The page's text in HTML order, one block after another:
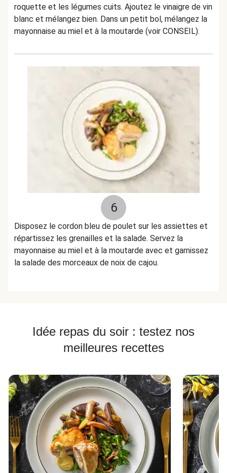
roquette et les légumes cuits. Ajoutez le vinaigre de vin
blanc et mélangez bien. Dans un petit bol, mélangez la
mayonnaise au miel et à la moutarde (voir CONSEIL).
6
Disposez le cordon bleu de poulet sur les assiettes et
répartissez les grenailles et la salade. Servez la
mayonnaise au miel et à la moutarde avec et garnissez
la salade des morceaux de noix de cajou.
Idée repas du soir : testez nos
meilleures recettes